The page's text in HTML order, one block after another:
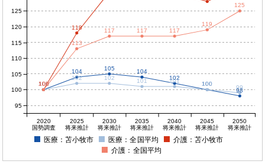
100
104 105
104
102
100
98
100
102 102 101 101 100 99
100
118
100
113
117 117 117
119
125
2020
国勢調査
2025
将来推計
2030
将来推計
2035
将来推計
2040
将来推計
2045
将来推計
2050
将来推計
95
100
105
110
115
120
125
医療：苫小牧市 医療：全国平均
介護：苫小牧市
介護：全国平均